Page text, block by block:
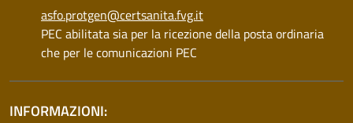
asfo.protgen@certsanita.fvg.it
PEC abilitata sia per la ricezione della posta ordinaria
che per le comunicazioni PEC
INFORMAZIONI: